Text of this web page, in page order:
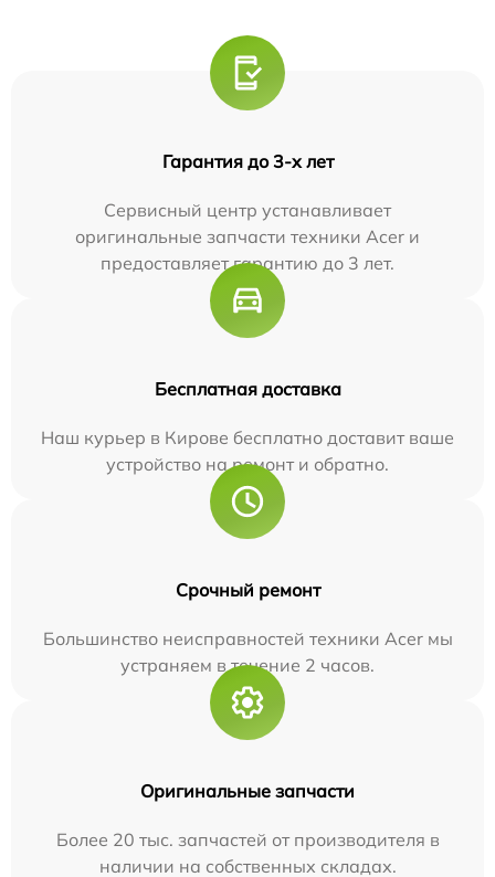
Гарантия до 3-х лет
Сервисный центр устанавливает
оригинальные запчасти техники Acer и
предоставляет гарантию до 3 лет.
Бесплатная доставка
Наш курьер в Кирове бесплатно доставит ваше
устройство на ремонт и обратно.
Срочный ремонт
Большинство неисправностей техники Acer мы
устраняем в течение 2 часов.
Оригинальные запчасти
Более 20 тыс. запчастей от производителя в
наличии на собственных складах.